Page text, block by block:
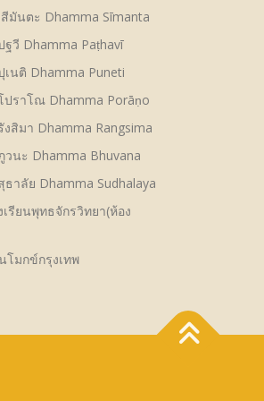
มันตะ Dhamma Sīmanta
วี Dhamma Paṭhavī
นติ Dhamma Puneti
ราโณ Dhamma Porāṇo
สิมา Dhamma Rangsima
นะ Dhamma Bhuvana
าลัย Dhamma Sudhalaya
รียนพุทธจักรวิทยา(ห้อง
โมกข์กรุงเทพ